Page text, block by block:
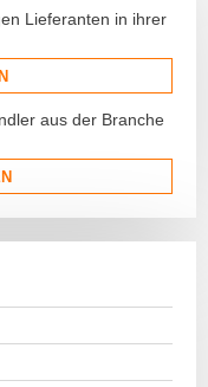
Lieferanten in ihrer
aus der Branche